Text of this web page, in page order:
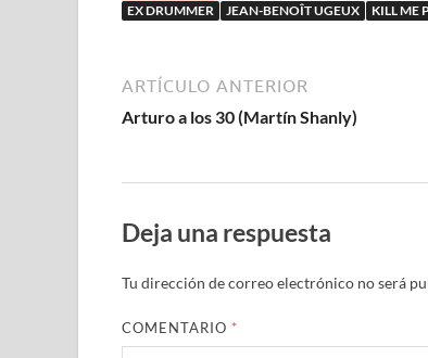
EX DRUMMER
JEAN-BENOÎT UGEUX KILL ME
ARTÍCULO ANTERIOR
Arturo a los 30 (Martín Shanly)
Deja una respuesta
Tu dirección de correo electrónico no será
COMENTARIO *